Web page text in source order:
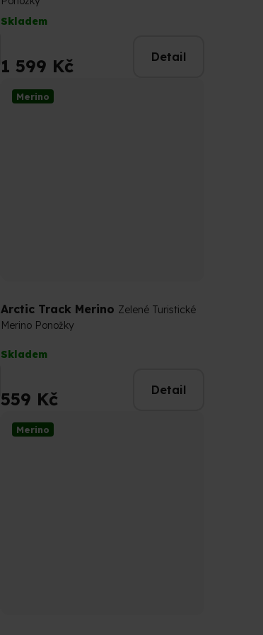
Skladem
1 599 Kč Detail
Merino
Arctic Track Merino Zelené Turistické
Merino Ponožky
Průměrné
hodnocení
je
4,8
Skladem
559 Kč Detail
Merino